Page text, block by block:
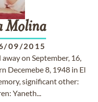
Molina
09/2015
away on September, 16,
Decemebe 8, 1948 in El
significant other:
Yaneth...